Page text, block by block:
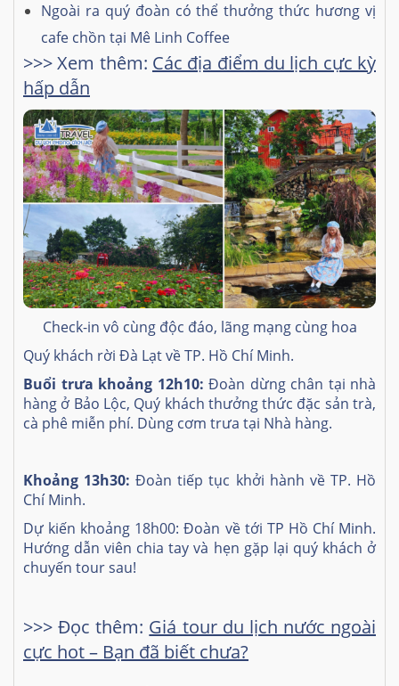
Ngoài ra quý đoàn có thể thưởng thức hương vị
cafe chồn tại Mê Linh Coffee
>>> Xem thêm: Các địa điểm du lịch cực kỳ
hấp dẫn
Check-in vô cùng độc đáo, lãng mạng cùng hoa
Quý khách rời Đà Lạt về TP. Hồ Chí Minh.
Buổi trưa khoảng 12h10: Đoàn dừng chân tại nhà
hàng ở Bảo Lộc, Quý khách thưởng thức đặc sản trà,
cà phê miễn phí. Dùng cơm trưa tại Nhà hàng.
Khoảng 13h30: Đoàn tiếp tục khởi hành về TP. Hồ
Chí Minh.
Dự kiến khoảng 18h00: Đoàn về tới TP Hồ Chí Minh.
Hướng dẫn viên chia tay và hẹn gặp lại quý khách ở
chuyến tour sau!
>>> Đọc thêm: Giá tour du lịch nước ngoài
cực hot – Bạn đã biết chưa?